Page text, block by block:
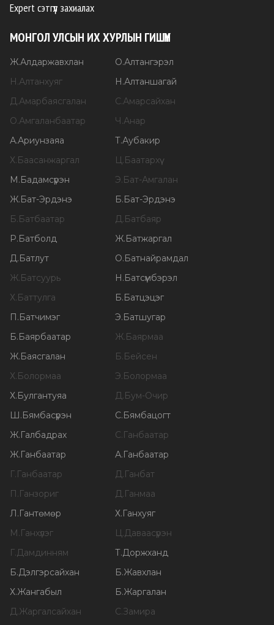
Expert сэтгүүл захиалах
МОНГОЛ УЛСЫН ИХ ХУРЛЫН ГИШҮҮН
Ж.Алдаржавхлан О.Алтангэрэл
Н.Алтанхуяг Н.Алтаншагай
Д.Амарбаясгалан С.Амарсайхан
О.Амгаланбаатар Ч.Анар
А.Ариунзаяа Т.Аубакир
Х.Баасанжаргал Ц.Баатархүү
М.Бадамсүрэн Э.Бат-Амгалан
Ж.Бат-Эрдэнэ Б.Бат-Эрдэнэ
Б.Батбаатар Д.Батбаяр
Р.Батболд Ж.Батжаргал
Д.Батлут О.Батнайрамдал
Ж.Батсуурь Н.Батсүмбэрэл
Х.Баттулга Б.Батцэцэг
П.Батчимэг Э.Батшугар
Б.Баярбаатар Ж.Баярмаа
Ж.Баясгалан Б.Бейсен
Х.Болормаа Э.Болормаа
Х.Булгантуяа Д.Бум-Очир
Ш.Бямбасүрэн С.Бямбацогт
Ж.Галбадрах С.Ганбаатар
Ж.Ганбаатар А.Ганбаатар
Г.Ганбаатар Д.Ганбат
П.Ганзориг Д.Ганмаа
Л.Гантөмөр Х.Ганхуяг
М.Ганхүлэг Ц.Даваасүрэн
Г.Дамдинням Т.Доржханд
Б.Дэлгэрсайхан Б.Жавхлан
Х.Жангабыл Б.Жаргалан
Д.Жаргалсайхан С.Замира